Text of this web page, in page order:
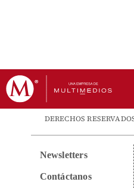
DERECHOS
Newsletters
Contáctanos